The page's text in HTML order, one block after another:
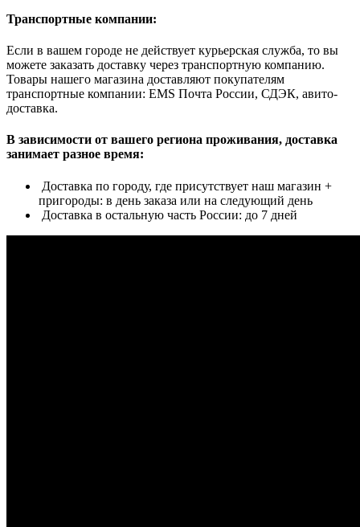
Транспортные компании:
Если в вашем городе не действует курьерская служба, то вы
можете заказать доставку через транспортную компанию.
Товары нашего магазина доставляют покупателям
транспортные компании: EMS Почта России, СДЭК, авито-
доставка.
В зависимости от вашего региона проживания, доставка
занимает разное время:
Доставка по городу, где присутствует наш магазин +
пригороды: в день заказа или на следующий день
Доставка в остальную часть России: до 7 дней